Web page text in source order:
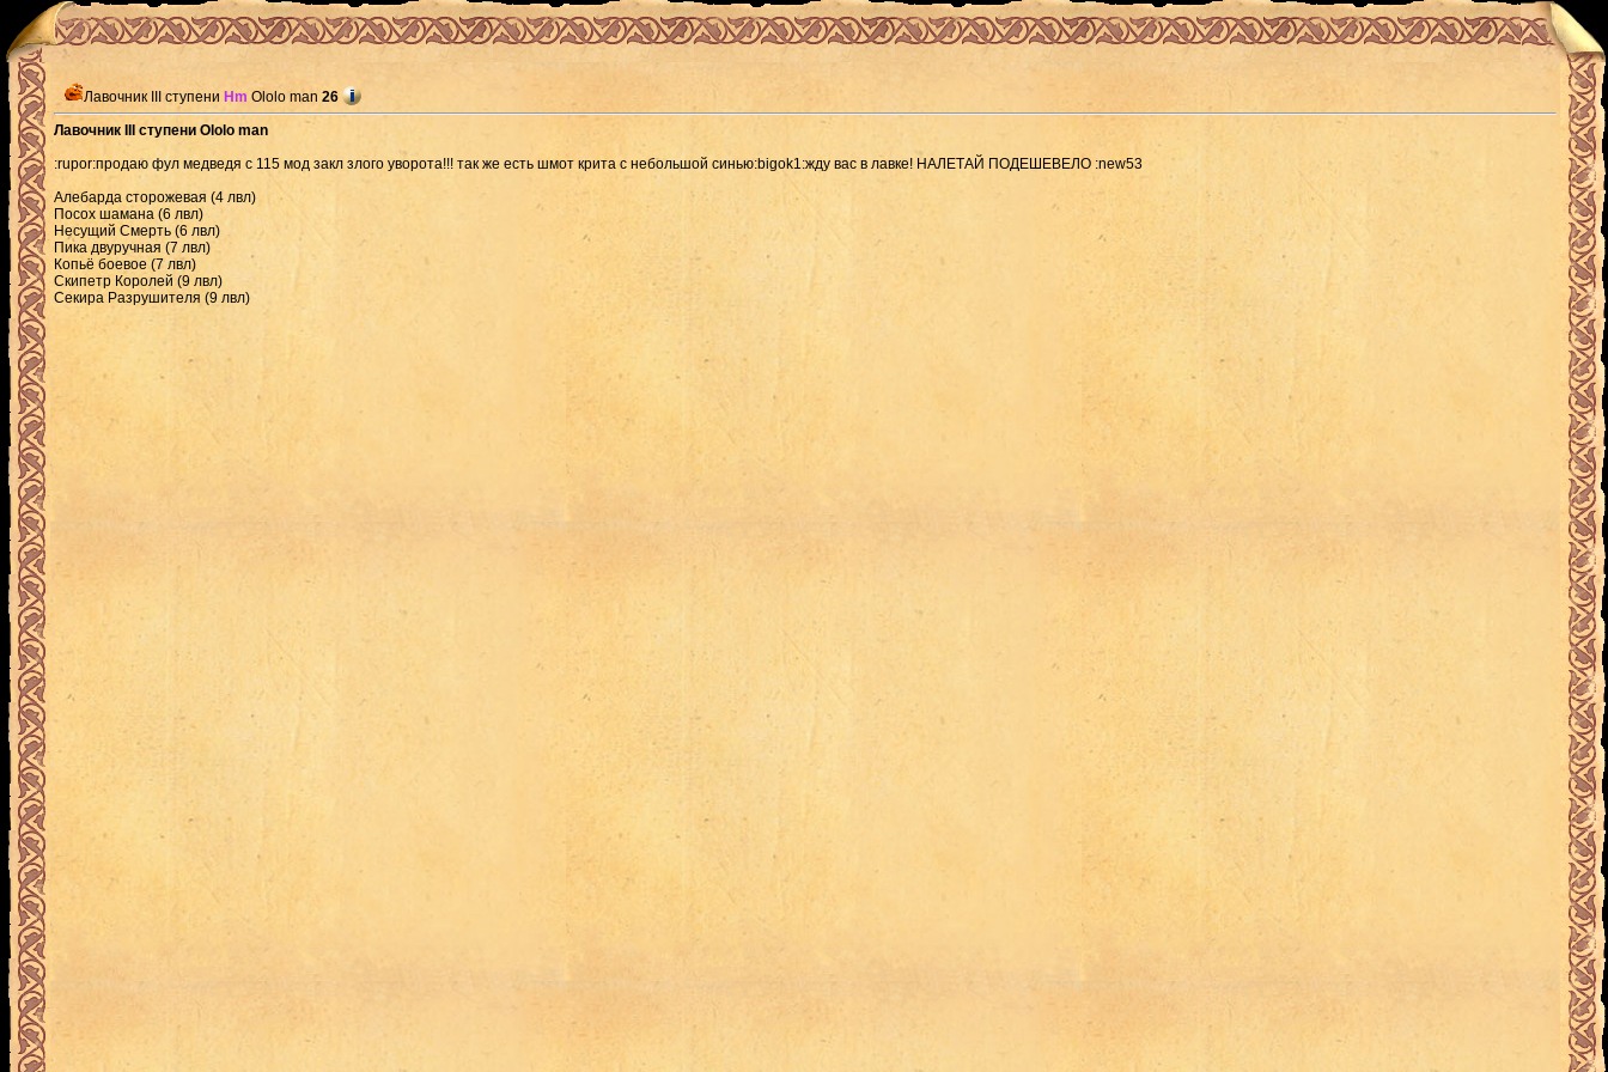
Лавочник III ступени Hm Ololo man 26
Лавочник III ступени Ololo man
:rupor:продаю фул медведя с 115 мод закл злого уворота!!! так же есть шмот крита с небольшой синью:bigok1:жду вас в лавке! НАЛЕТАЙ ПОДЕШЕВЕЛО :new53
Алебарда сторожевая (4 лвл)
Посох шамана (6 лвл)
Несущий Смерть (6 лвл)
Пика двуручная (7 лвл)
Копьё боевое (7 лвл)
Скипетр Королей (9 лвл)
Секира Разрушителя (9 лвл)